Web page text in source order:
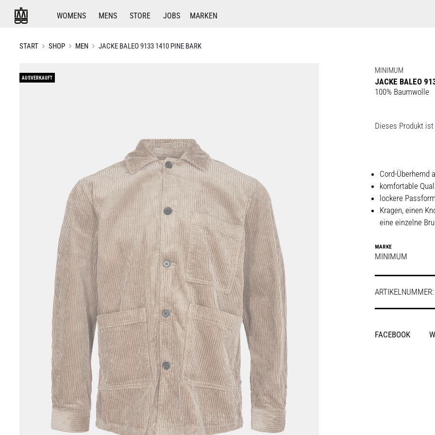
WOMENS MENS STORE JOBS MARKEN
START SHOP MEN JACKE BALEO 9133 1410 PINE BARK
AUSVERKAUFT
MINIMUM
JACKE BALEO
100% Baumwolle
Dieses Produkt
Cord-Überhemd
komfortable
lockere
Kragen, einen
eine einzelne
MARKE
MINIMUM
ARTIKELNUMMER:
SHARE
FACEBOOK